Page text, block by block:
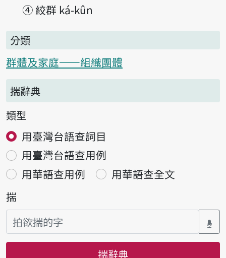
④ 絞群 ká-kûn
分類
群體及家庭——組織團體
揣辭典
類型
用臺灣台語查詞目
用臺灣台語查用例
用華語查用例
用華語查全文
揣
揣辭典